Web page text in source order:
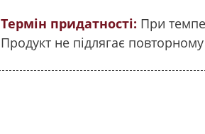
Термін придатності: При
Продукт не підлягає